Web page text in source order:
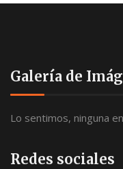
Galería de
Lo sentimos, ninguna
Redes sociales